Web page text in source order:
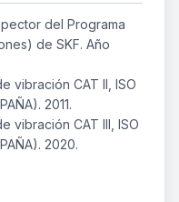
del Programa
de SKF. Año
vibración CAT II, ISO
2011.
vibración CAT III, ISO
2020.